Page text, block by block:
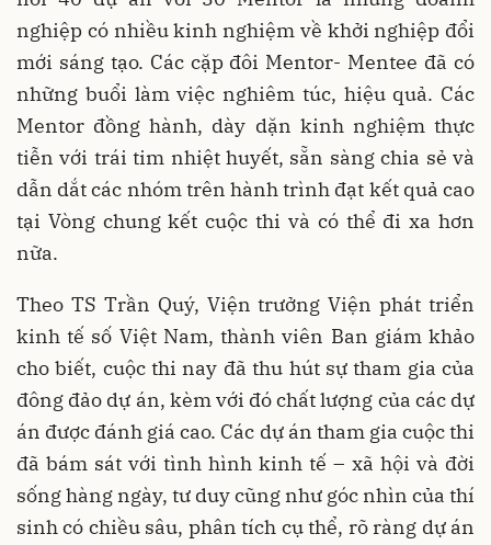
nghiệp có nhiều kinh nghiệm về khởi nghiệp đổi
mới sáng tạo. Các cặp đôi Mentor- Mentee đã có
những buổi làm việc nghiêm túc, hiệu quả. Các
Mentor đồng hành, dày dặn kinh nghiệm thực
tiễn với trái tim nhiệt huyết, sẵn sàng chia sẻ và
dẫn dắt các nhóm trên hành trình đạt kết quả cao
tại Vòng chung kết cuộc thi và có thể đi xa hơn
nữa.
Theo TS Trần Quý, Viện trưởng Viện phát triển
kinh tế số Việt Nam, thành viên Ban giám khảo
cho biết, cuộc thi nay đã thu hút sự tham gia của
đông đảo dự án, kèm với đó chất lượng của các dự
án được đánh giá cao. Các dự án tham gia cuộc thi
đã bám sát với tình hình kinh tế – xã hội và đời
sống hàng ngày, tư duy cũng như góc nhìn của thí
sinh có chiều sâu, phân tích cụ thể, rõ ràng dự án